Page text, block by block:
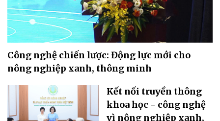
Công nghệ chiến lược: Động lực mới cho
nông nghiệp xanh, thông minh
Kết nối truyền thông
khoa học - công nghệ
vì nông nghiệp xanh,